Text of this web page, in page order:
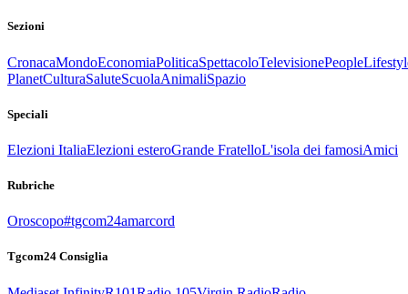
Sezioni
CronacaMondoEconomiaPoliticaSpettacoloTelevisionePeople
PlanetCulturaSaluteScuolaAnimaliSpazio
Speciali
Elezioni ItaliaElezioni esteroGrande FratelloL'isola dei famosiAmici
Rubriche
Oroscopo#tgcom24amarcord
Tgcom24 Consiglia